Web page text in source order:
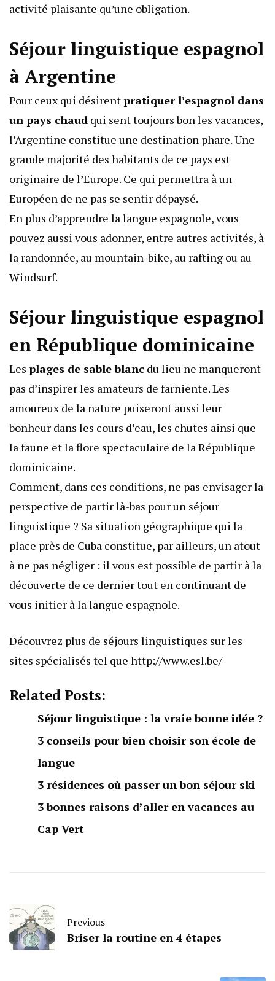
activité plaisante qu’une obligation.
Séjour linguistique espagnol
à Argentine
Pour ceux qui désirentpratiquer l’espagnol dans
un pays chaud qui sent toujours bon les vacances,
l’Argentine constitue une destination phare. Une
grande majorité des habitants de ce pays est
originaire de l’Europe. Ce qui permettra à un
Européen de ne pas se sentir dépaysé.
En plus d’apprendre la langue espagnole, vous
pouvez aussi vous adonner, entre autres activités, à
la randonnée, au mountain-bike, au rafting ou au
Windsurf.
Séjour linguistique espagnol
en République dominicaine
Les plages de sable blanc du lieu ne manqueront
pas d’inspirer les amateurs de farniente. Les
amoureux de la nature puiseront aussi leur
bonheur dans les cours d’eau, les chutes ainsi que
la faune et la flore spectaculaire de la République
dominicaine.
Comment, dans ces conditions, ne pas envisager la
perspective de partir là-bas pour un séjour
linguistique ? Sa situation géographique qui la
place près de Cuba constitue, par ailleurs, un atout
à ne pas négliger : il vous est possible de partir à la
découverte de ce dernier tout en continuant de
vous initier à la langue espagnole.
Découvrez plus de séjours linguistiques sur les
sites spécialisés tel que http://www.esl.be/
Related Posts:
Séjour linguistique : la vraie bonne idée ?
3 conseils pour bien choisir son école de
langue
3 résidences où passer un bon séjour ski
3 bonnes raisons d’aller en vacances au
Cap Vert
Previous
Briser la routine en 4 étapes